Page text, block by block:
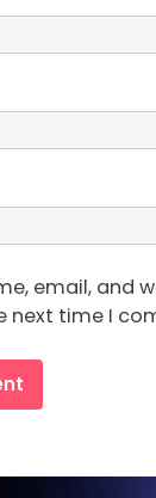
email, and
next time I